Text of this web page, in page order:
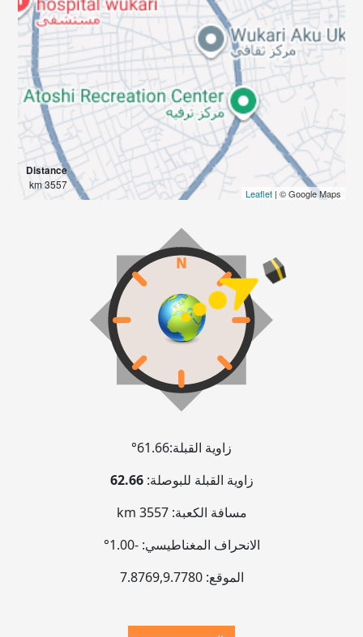
Distance
3557 km
Leaflet| © Google Maps
زاوية القبلة:61.66°
زاوية القبلة للبوصلة:62.66
مسافة الكعبة:3557 km
الانحراف المغناطيسي:-1.00°
الموقع:
7.8769,9.7780